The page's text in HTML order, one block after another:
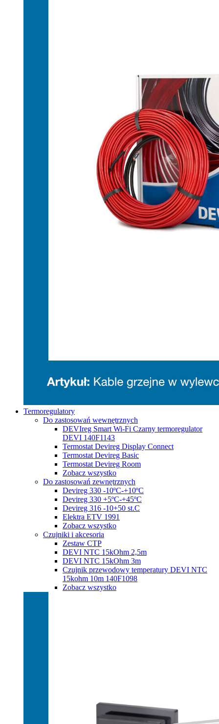
Termoregulatory
Do zastosowań wewnętrznych
DEVIreg Smart Wi-Fi Czarny termoregulator
DEVI 140F1143
Termostat Devireg Display Connect
Termostat Devireg Basic
Termostat Devireg Room
Zobacz wszystko
Do zastosowań zewnętrznych
Devireg 330 -10ºC-+10ºC
Devireg 330 +5ºC-+45ºC
Devireg 316 -10+50 st.C
Elektra ETV 1991
Zobacz wszystko
Czujniki i akcesoria
Zestaw CTP
DEVI NTC 15kOhm 2,5m
DEVI NTC 15kOhm 3m
Czujnik przewodowy temperatury DEVI NTC
15kohm 10m 140F1098
Zobacz wszystko